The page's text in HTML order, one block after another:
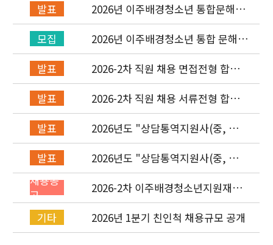
발표
2026년 이주배경청소년 통합문해력
교육지원사업 수행기관 선정 결과 발
표
모집
2026년 이주배경청소년 통합 문해력
교육지원 사업 위탁기관 신청 공고
발표
2026-2차 직원 채용 면접전형 합격
자 발표 및 적격심사 안내
발표
2026-2차 직원 채용 서류전형 합격
자 발표 및 면접전형 안내
발표
2026년도 "상담통역지원사(중, 베,
러, 몽)" 면접심사 합격자 발표
발표
2026년도 "상담통역지원사(중, 베,
러, 몽)" 서류심사 합격자 발표
채용공
고
2026-2차 이주배경청소년지원재단
직원(기획운영실/사업운영부/개발
협력부) 채용공고 (~4/26)
기타 2026년 1분기 친인척 채용규모 공개